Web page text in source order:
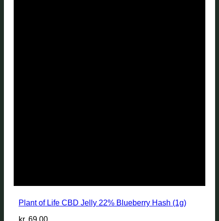
Plant of Life CBD Jelly 22% Blueberry Hash (1g)
kr. 69,00